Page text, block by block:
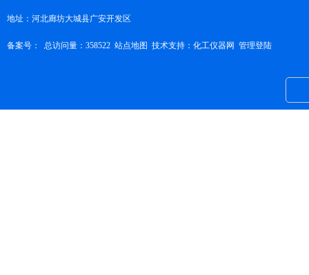
地址：河北廊坊大城县广安开发区
备案号： 总访问量：358522 站点地图 技术支持： 化工仪器网 管理登陆